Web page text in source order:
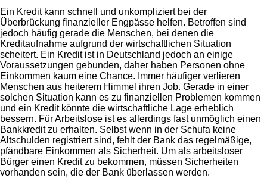
Ein Kredit kann schnell und unkompliziert bei der
Überbrückung finanzieller Engpässe helfen. Betroffen sind
jedoch häufig gerade die Menschen, bei denen die
Kreditaufnahme aufgrund der wirtschaftlichen Situation
scheitert. Ein Kredit ist in Deutschland jedoch an einige
Voraussetzungen gebunden, daher haben Personen ohne
Einkommen kaum eine Chance. Immer häufiger verlieren
Menschen aus heiterem Himmel ihren Job. Gerade in einer
solchen Situation kann es zu finanziellen Problemen kommen
und ein Kredit könnte die wirtschaftliche Lage erheblich
bessern. Für Arbeitslose ist es allerdings fast unmöglich einen
Bankkredit zu erhalten. Selbst wenn in der Schufa keine
Altschulden registriert sind, fehlt der Bank das regelmäßige,
pfändbare Einkommen als Sicherheit. Um als arbeitsloser
Bürger einen Kredit zu bekommen, müssen Sicherheiten
vorhanden sein, die der Bank überlassen werden.